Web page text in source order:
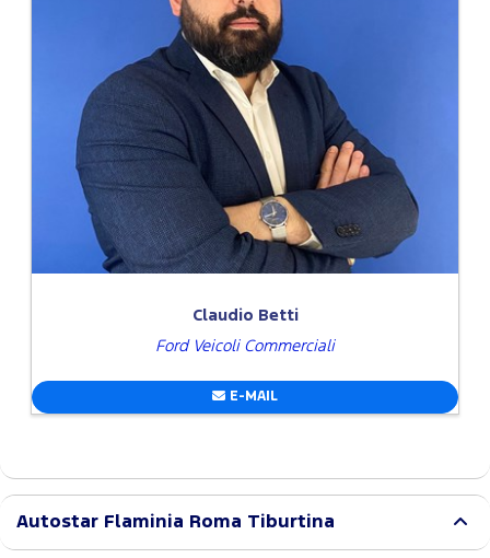
Claudio Betti
Ford Veicoli Commerciali
E-MAIL
Autostar Flaminia Roma Tiburtina